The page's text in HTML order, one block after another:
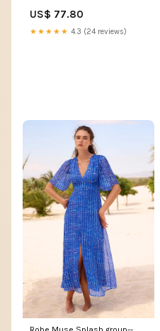
US$ 77.80
★★★★★ 4.3 (24 reviews)